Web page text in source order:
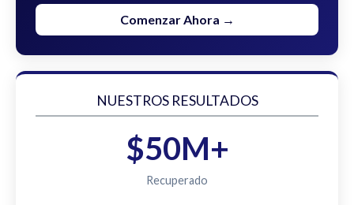
Comenzar Ahora →
NUESTROS RESULTADOS
$50M+
Recuperado